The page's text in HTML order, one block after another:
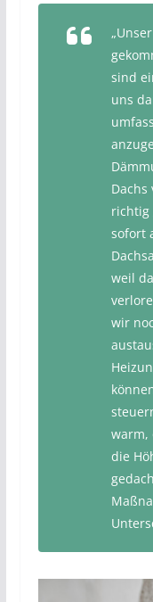
sind
uns
Dachs
richtig
sofort
weil
wir
warm,
die